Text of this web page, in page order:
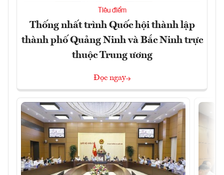
Tiêu điểm
Thống nhất trình Quốc hội thành lập
thành phố Quảng Ninh và Bắc Ninh trực
thuộc Trung ương
Đọc ngay